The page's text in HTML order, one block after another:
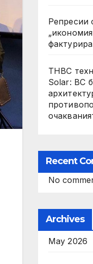
Репресии
THBC
Solar: BC
Recent
No
Archives
May 2026